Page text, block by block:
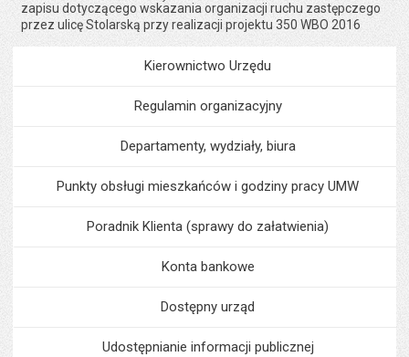
zapisu dotyczącego wskazania organizacji ruchu zastępczego
przez ulicę Stolarską przy realizacji projektu 350 WBO 2016
MenuUrząd Miejski
Kierownictwo Urzędu
Regulamin organizacyjny
Departamenty, wydziały, biura
Punkty obsługi mieszkańców i godziny pracy UMW
Poradnik Klienta (sprawy do załatwienia)
Konta bankowe
Dostępny urząd
Udostępnianie informacji publicznej